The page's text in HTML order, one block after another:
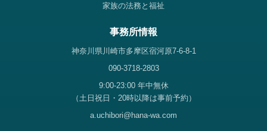
家族の法務と福祉
事務所情報
神奈川県川崎市多摩区宿河原7-6-8-1
090-3718-2803
9:00-23:00 年中無休
（土日祝日・20時以降は事前予約）
a.uchibori@hana-wa.com